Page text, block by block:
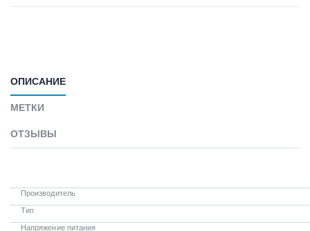
ОПИСАНИЕ
МЕТКИ
ОТЗЫВЫ
Производитель
Тип
Напряжение питания